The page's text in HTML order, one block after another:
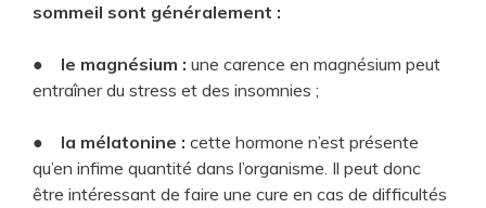
sommeil sont généralement :
● le magnésium : une carence en magnésium peut
entraîner du stress et des insomnies ;
● la mélatonine : cette hormone n’est présente
qu’en infime quantité dans l’organisme. Il peut donc
être intéressant de faire une cure en cas de difficultés